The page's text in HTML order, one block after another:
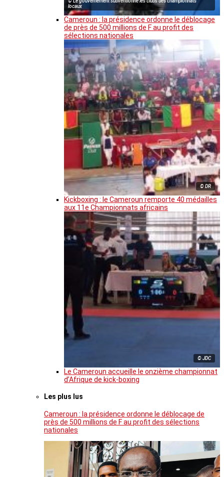
locaux
Cameroun : la présidence ordonne le déblocage
de près de 500 millions de F au profit des
sélections nationales
© DR
Kickboxing : le Cameroun remporte 40 médailles
aux 11e Championnats africains
© JDC
Le Cameroun accueille le onzième championnat
d’Afrique de kick-boxing
Les plus lus
Cameroun : la présidence ordonne le déblocage de
près de 500 millions de F au profit des sélections
nationales